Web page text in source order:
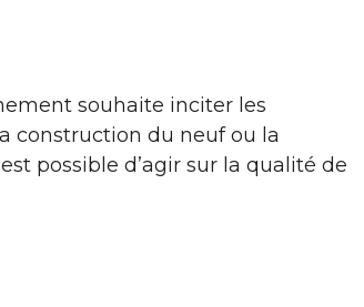
souhaite inciter les
construction du neuf ou la
possible d’agir sur la qualité de